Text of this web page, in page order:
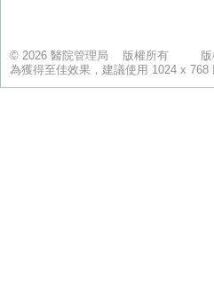
© 2026 醫院管理局 版權所有
為獲得至佳效果，建議使用 1024 x 768